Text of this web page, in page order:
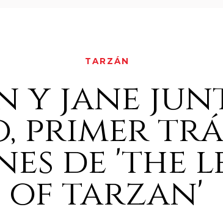
TARZÁN
y jane
primer
de 'the
of tarzan'